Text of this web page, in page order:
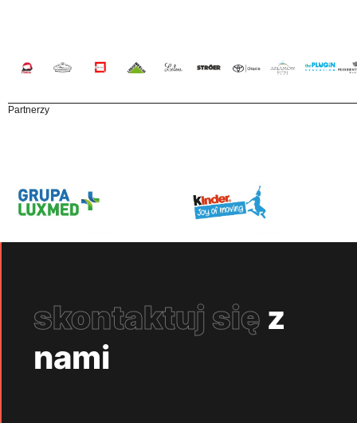
Partnerzy
skontaktuj się z
nami